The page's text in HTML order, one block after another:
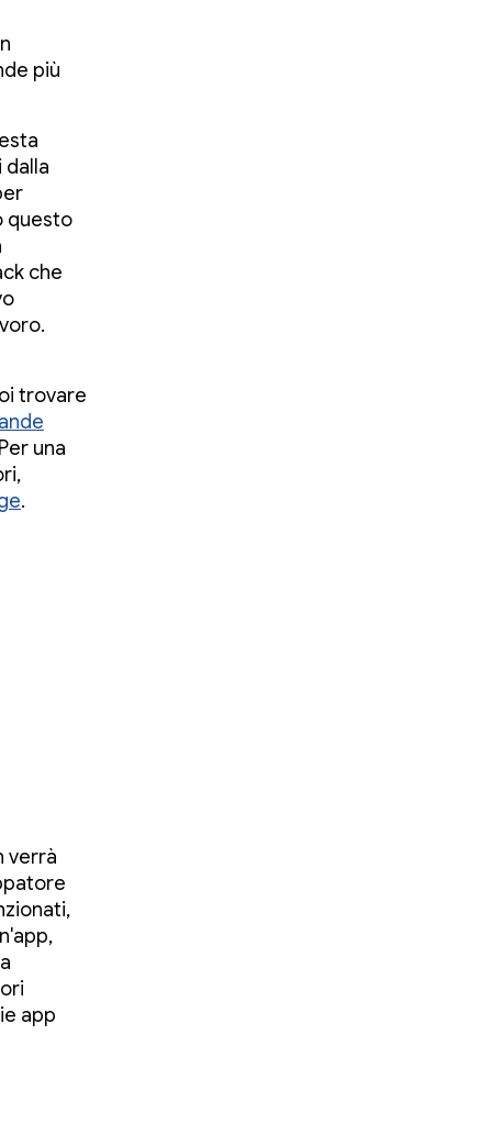
più
dalla
questo
che
trovare
una
.
verrà
app